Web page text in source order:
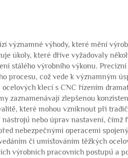
výhody, které mění
úkoly, které dříve vyžadovaly
stálého výrobního výkonu.
což vede k významným
klecí s CNC řízením
zaznamenávají zlepšenou
které mohou vzniknout při
nebo úprav nastavení,
nebezpečnými operacemi
či umisťováním těžkých
výrobních pracovních postupů a